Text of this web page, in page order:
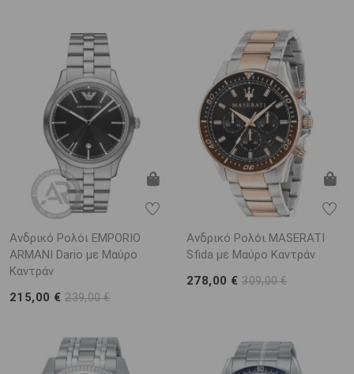
Ανδρικό Ρολόι EMPORIO
ARΜΑΝΙ Dario με Μαύρο
Καντράν
215,00 €239,00 €
Ανδρικό Ρολόι MASERATI
Sfida με Μαύρο Καντράν
278,00 €309,00 €